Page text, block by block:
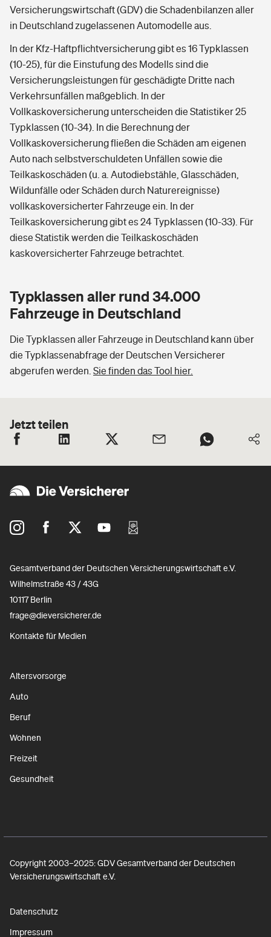
Versicherungswirtschaft (GDV) die Schadenbilanzen aller
in Deutschland zugelassenen Automodelle aus.
In der Kfz-Haftpflichtversicherung gibt es 16 Typklassen
(10-25), für die Einstufung des Modells sind die
Versicherungsleistungen für geschädigte Dritte nach
Verkehrsunfällen maßgeblich. In der
Vollkaskoversicherung unterscheiden die Statistiker 25
Typklassen (10-34). In die Berechnung der
Vollkaskoversicherung fließen die Schäden am eigenen
Auto nach selbstverschuldeten Unfällen sowie die
Teilkaskoschäden (u. a. Autodiebstähle, Glasschäden,
Wildunfälle oder Schäden durch Naturereignisse)
vollkaskoversicherter Fahrzeuge ein. In der
Teilkaskoversicherung gibt es 24 Typklassen (10-33). Für
diese Statistik werden die Teilkaskoschäden
kaskoversicherter Fahrzeuge betrachtet.
Typklassen aller rund 34.000
Fahrzeuge in Deutschland
Die Typklassen aller Fahrzeuge in Deutschland kann über
die Typklassenabfrage der Deutschen Versicherer
abgerufen werden. Sie finden das Tool hier.
Jetzt teilen
Gesamtverband der Deutschen Versicherungswirtschaft e.V.
Wilhelmstraße 43 / 43G
10117 Berlin
frage@dieversicherer.de
Kontakte für Medien
Altersvorsorge
Auto
Beruf
Wohnen
Freizeit
Gesundheit
Copyright 2003–2025: GDV Gesamtverband der Deutschen
Versicherungswirtschaft e.V.
Datenschutz
Impressum